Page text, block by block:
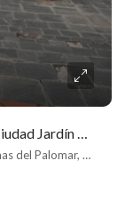
Local comercial en alquiler ubicado en Ciudad Jardín Lomas del Palomar
Av. Dr. Ricardo Balbín 2950, Ciudad Jardín Lomas del Palomar, Tres de febrero